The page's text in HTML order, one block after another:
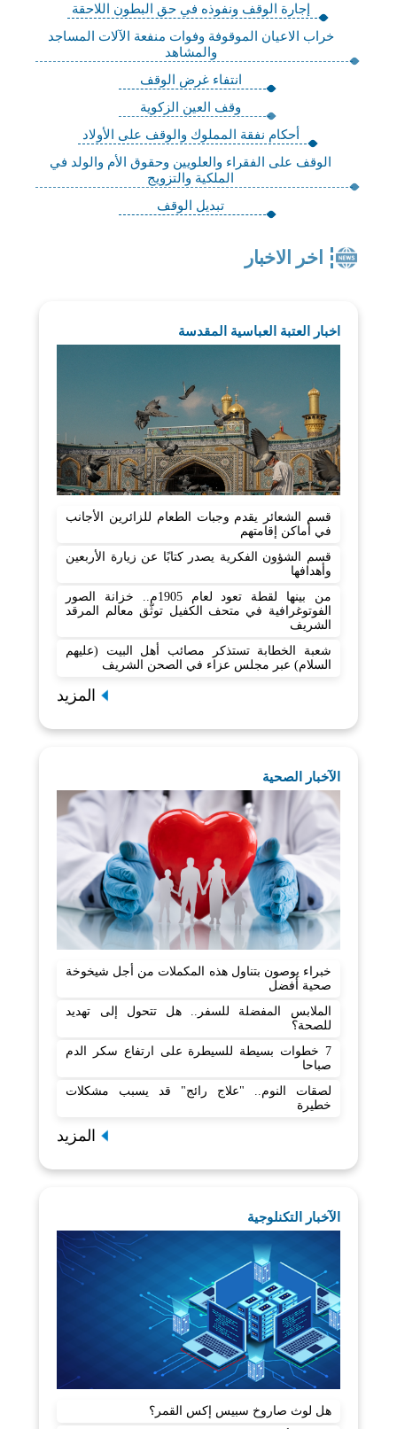
إجارة الوقف ونفوذه في حق البطون اللاحقة
خراب الاعيان الموقوفة وفوات منفعة الآلات المساجد
والمشاهد
انتفاء غرض الوقف
وقف العين الزكوية
أحكام نفقة المملوك والوقف على الأولاد
الوقف على الفقراء والعلويين وحقوق الأم والولد في
الملكية والتزويج
تبديل الوقف
اخر الاخبار
اخبار العتبة العباسية المقدسة
قسم الشعائر يقدم وجبات الطعام للزائرين الأجانب
في أماكن إقامتهم
قسم الشؤون الفكرية يصدر كتابًا عن زيارة الأربعين
وأهدافها
من بينها لقطة تعود لعام 1905م.. خزانة الصور
الفوتوغرافية في متحف الكفيل توثّق معالم المرقد
الشريف
شعبة الخطابة تستذكر مصائب أهل البيت (عليهم
السلام) عبر مجلس عزاء في الصحن الشريف
المزيد
الآخبار الصحية
خبراء يوصون بتناول هذه المكملات من أجل شيخوخة
صحية أفضل
الملابس المفضلة للسفر.. هل تتحول إلى تهديد
للصحة؟
7 خطوات بسيطة للسيطرة على ارتفاع سكر الدم
صباحا
لصقات النوم.. "علاج رائج" قد يسبب مشكلات
خطيرة
المزيد
الآخبار التكنلوجية
هل لوث صاروخ سبيس إكس القمر؟